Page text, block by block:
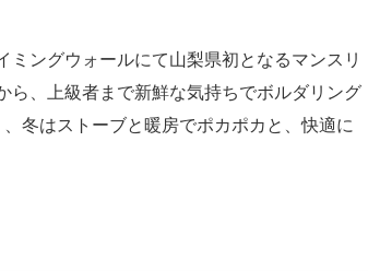
ングウォールにて山梨県初となるマンスリ
ら、上級者まで新鮮な気持ちでボルダリング
冬はストーブと暖房でポカポカと、快適に